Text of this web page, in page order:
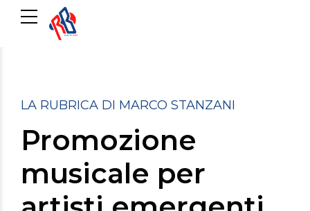
LA RUBRICA DI MARCO STANZANI
Promozione
musicale per